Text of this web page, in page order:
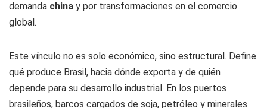
demanda china y por transformaciones en el comercio
global.
Este vínculo no es solo económico, sino estructural. Define
qué produce Brasil, hacia dónde exporta y de quién
depende para su desarrollo industrial. En los puertos
brasileños, barcos cargados de soja, petróleo y minerales